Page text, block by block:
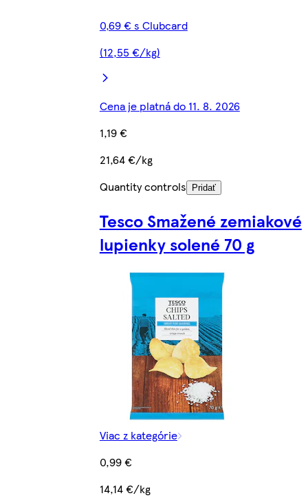
0,69 € s Clubcard
(12,55 €/kg)
Cena je platná do 11. 8. 2026
1,19 €
21,64 €/kg
Quantity controls
Pridať
Tesco Smažené zemiakové
lupienky solené 70 g
Viac z kategórie
0,99 €
14,14 €/kg